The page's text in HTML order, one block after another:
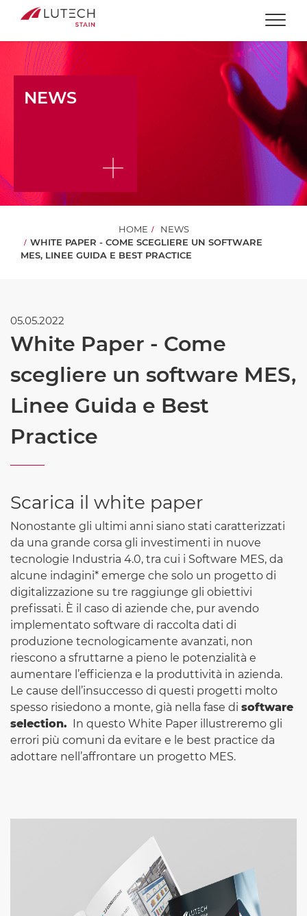
NEWS
HOME
NEWS
WHITE PAPER - COME SCEGLIERE UN SOFTWARE
MES, LINEE GUIDA E BEST PRACTICE
05.05.2022
White Paper - Come
scegliere un software MES,
Linee Guida e Best
Practice
Scarica il white paper
Nonostante gli ultimi anni siano stati caratterizzati
da una grande corsa gli investimenti in nuove
tecnologie Industria 4.0, tra cui i Software MES, da
alcune indagini* emerge che solo un progetto di
digitalizzazione su tre raggiunge gli obiettivi
prefissati. È il caso di aziende che, pur avendo
implementato software di raccolta dati di
produzione tecnologicamente avanzati, non
riescono a sfruttarne a pieno le potenzialità e
aumentare l’efficienza e la produttività in azienda.
Le cause dell’insuccesso di questi progetti molto
spesso risiedono a monte, già nella fase di software
selection. In questo White Paper illustreremo gli
errori più comuni da evitare e le best practice da
adottare nell’affrontare un progetto MES.